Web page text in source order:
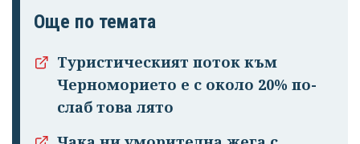
Успешно
излязохте от
Още по темата
Туристическият поток към
Черноморието е с около 20% по-
слаб това лято